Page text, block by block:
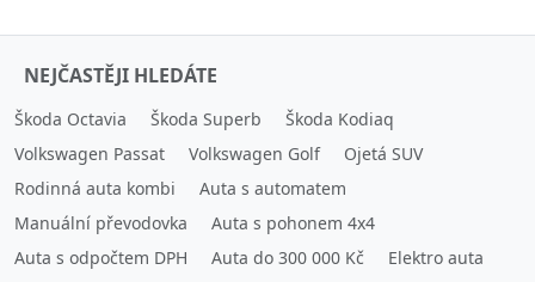
NEJČASTĚJI HLEDÁTE
Škoda Octavia Škoda Superb
Škoda Kodiaq
Volkswagen Passat
Volkswagen Golf
Ojetá SUV
Rodinná auta kombi
Auta s automatem
Manuální převodovka
Auta s pohonem 4x4
Auta s odpočtem DPH
Auta do 300 000 Kč
Elektro auta